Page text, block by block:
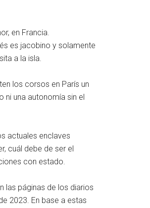
en Francia.
es jacobino y solamente
a la isla.
los corsos en París un
ni una autonomía sin el
actuales enclaves
cuál debe de ser el
con estado.
las páginas de los diarios
2023. En base a estas